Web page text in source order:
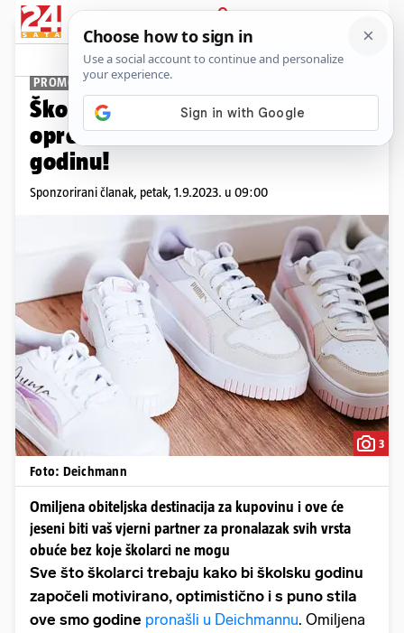
PRIJAVA
Promo sadržaj
PROMO
Škola stila – evo kako školarce
opremiti za novu školsku
godinu!
Sponzorirani članak, petak, 1.9.2023. u 09:00
3
Foto: Deichmann
Omiljena obiteljska destinacija za kupovinu i ove će
jeseni biti vaš vjerni partner za pronalazak svih vrsta
obuće bez koje školarci ne mogu
Sve što školarci trebaju kako bi školsku godinu
započeli motivirano, optimistično i s puno stila
ove smo godine pronašli u Deichmannu. Omiljena